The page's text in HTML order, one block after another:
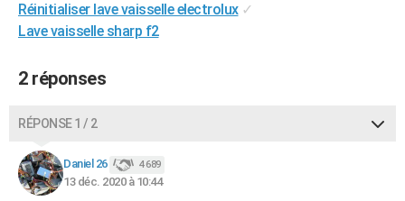
COPAINS D'AVANT
FORUM
Bricolage
Lifestyle
Culture
Sport
Auto
Television
Voyage
Cinema
Réinitialiser lave vaisselle electrolux ✓
Lave vaisselle sharp f2
2 réponses
RÉPONSE 1 / 2
Daniel 26 4 689
13 déc. 2020 à 10:44